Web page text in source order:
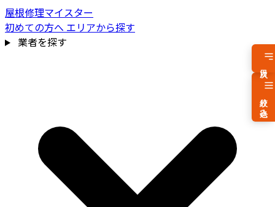
屋根修理マイスター
初めての方へ エリアから探す
業者を探す
費用相場を見る
絞り込み